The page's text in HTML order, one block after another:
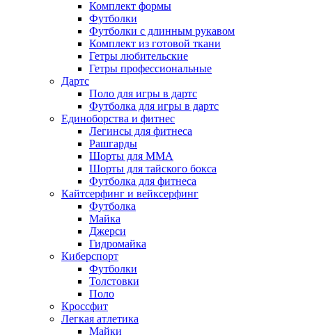
Комплект формы
Футболки
Футболки с длинным рукавом
Комплект из готовой ткани
Гетры любительские
Гетры профессиональные
Дартс
Поло для игры в дартс
Футболка для игры в дартс
Единоборства и фитнес
Легинсы для фитнеса
Рашгарды
Шорты для MMA
Шорты для тайского бокса
Футболка для фитнеса
Кайтсерфинг и вейксерфинг
Футболка
Майка
Джерси
Гидромайка
Киберспорт
Футболки
Толстовки
Поло
Кроссфит
Легкая атлетика
Майки